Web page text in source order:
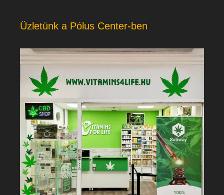
Üzletünk a Pólus Center-ben